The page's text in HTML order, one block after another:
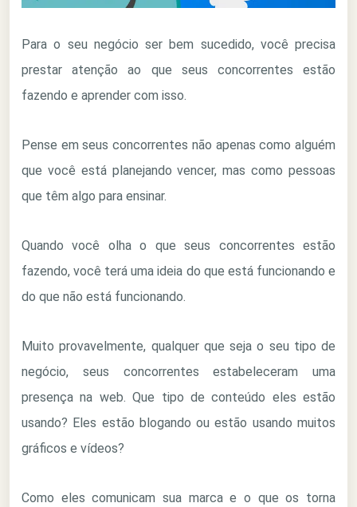
Para o seu negócio ser bem sucedido, você precisa
prestar atenção ao que seus concorrentes estão
fazendo e aprender com isso.
Pense em seus concorrentes não apenas como alguém
que você está planejando vencer, mas como pessoas
que têm algo para ensinar.
Quando você olha o que seus concorrentes estão
fazendo, você terá uma ideia do que está funcionando e
do que não está funcionando.
Muito provavelmente, qualquer que seja o seu tipo de
negócio, seus concorrentes estabeleceram uma
presença na web. Que tipo de conteúdo eles estão
usando? Eles estão blogando ou estão usando muitos
gráficos e vídeos?
Como eles comunicam sua marca e o que os torna